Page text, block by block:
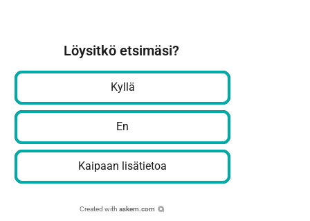
Löysitkö etsimäsi?
Kyllä
En
Kaipaan lisätietoa
Created with askem.com